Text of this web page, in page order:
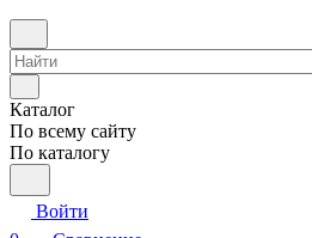
Каталог
По всему сайту
По каталогу
Войти